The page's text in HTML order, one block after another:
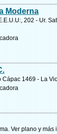
Moderna
202 - Ur.
Cápac 1469 - La
Ver plano y más